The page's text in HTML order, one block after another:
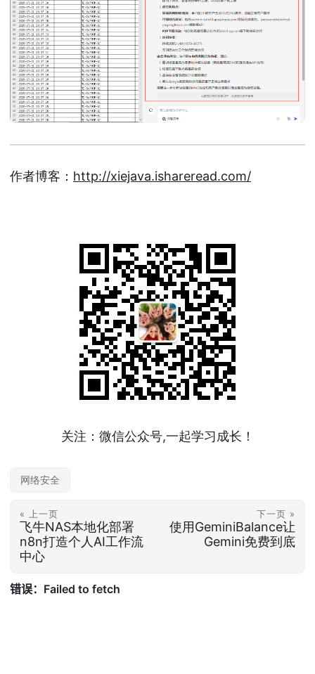
作者博客： http://xiejava.ishareread.com/
关注：微信公众号,一起学习成长！
网络安全
« 上一页
飞牛NAS本地化部署
n8n打造个人AI工作流
中心
下一页 »
使用GeminiBalance让
Gemini免费到底